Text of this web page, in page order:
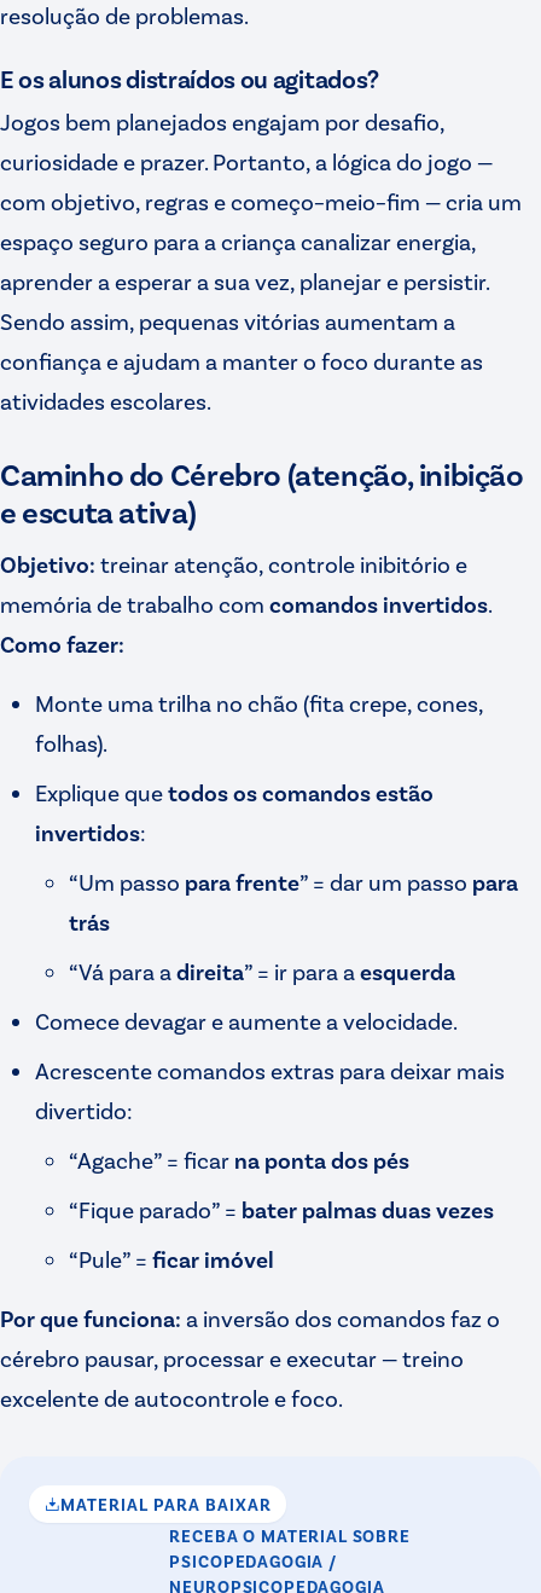
resolução de problemas.
E os alunos distraídos ou agitados?
Jogos bem planejados engajam por desafio,
curiosidade e prazer. Portanto, a lógica do jogo —
com objetivo, regras e começo–meio–fim — cria um
espaço seguro para a criança canalizar energia,
aprender a esperar a sua vez, planejar e persistir.
Sendo assim, pequenas vitórias aumentam a
confiança e ajudam a manter o foco durante as
atividades escolares.
Caminho do Cérebro (atenção, inibição
e escuta ativa)
Objetivo: treinar atenção, controle inibitório e
memória de trabalho com comandos invertidos.
Como fazer:
Monte uma trilha no chão (fita crepe, cones,
folhas).
Explique quetodos os comandos estão
invertidos:
“Um passo para frente” = dar um passo para
trás
“Vá para adireita” = ir para aesquerda
Comece devagar e aumente a velocidade.
Acrescente comandos extras para deixar mais
divertido:
“Agache” = ficar na ponta dos pés
“Fique parado” = bater palmas duas vezes
“Pule” = ficar imóvel
Por que funciona: a inversão dos comandos faz o
cérebro pausar, processar e executar — treino
excelente de autocontrole e foco.
MATERIAL PARA BAIXAR
RECEBA O MATERIAL SOBRE
PSICOPEDAGOGIA /
NEUROPSICOPEDAGOGIA